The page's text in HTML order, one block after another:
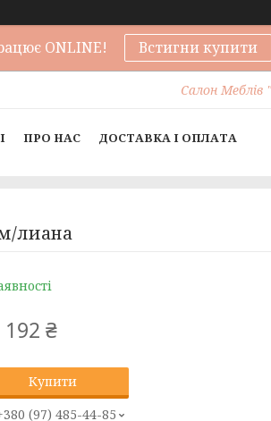
ONLINE! Встигни купити
Салон Меблів
ПРО НАС ДОСТАВКА І ОПЛАТА
лиана
192 ₴
Купити
(97) 485-44-85